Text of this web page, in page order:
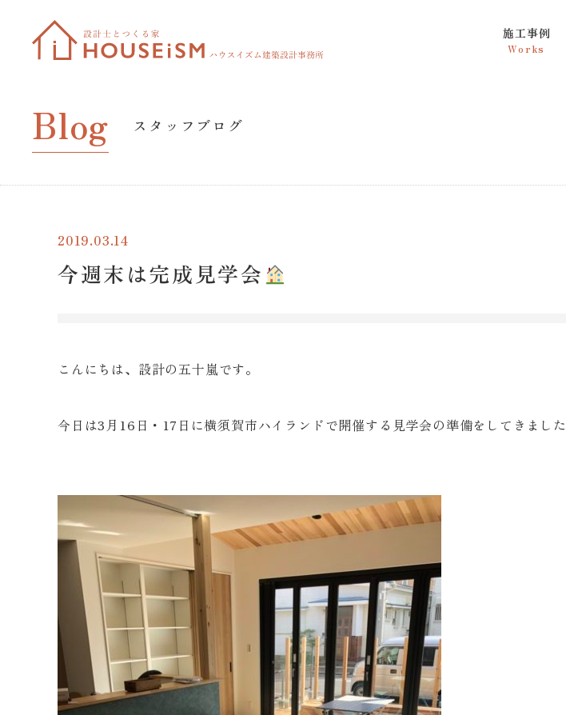
施工事例
Works
Blog スタッフブログ
2019.03.14
今週末は完成見学会
こんにちは、設計の五十嵐です。
今日は3月16日・17日に横須賀市ハイランドで開催する見学会の準備をしてきました